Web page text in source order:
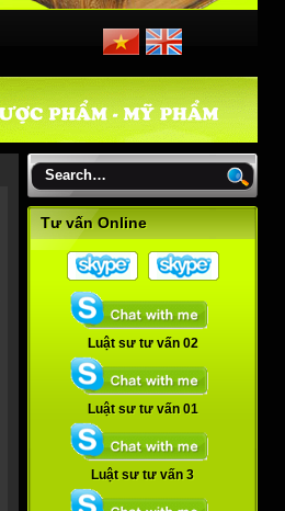
Tư vấn Online
Luật sư tư vấn 02
Luật sư tư vấn 01
Luật sư tư vấn 3